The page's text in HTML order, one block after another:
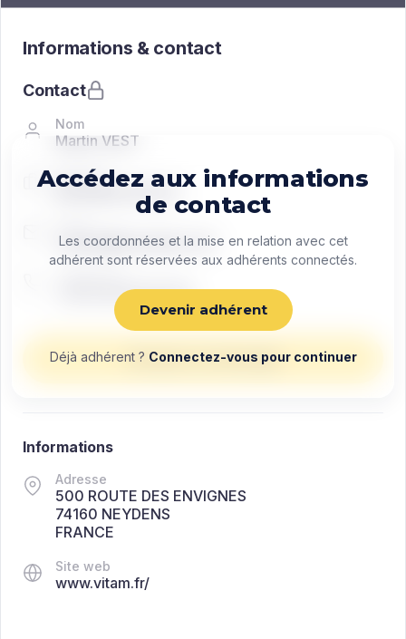
Informations & contact
Contact
Nom
Martin VEST
Fonction
Managing director
contact@exemple.com
+33 0 00 00 00 00
Envoyer un message
Accédez aux informations
de contact
Les coordonnées et la mise en relation avec cet
adhérent sont réservées aux adhérents connectés.
Devenir adhérent
Déjà adhérent ? Connectez-vous pour continuer
Informations
Adresse
500 ROUTE DES ENVIGNES
74160 NEYDENS
FRANCE
Site web
www.vitam.fr/